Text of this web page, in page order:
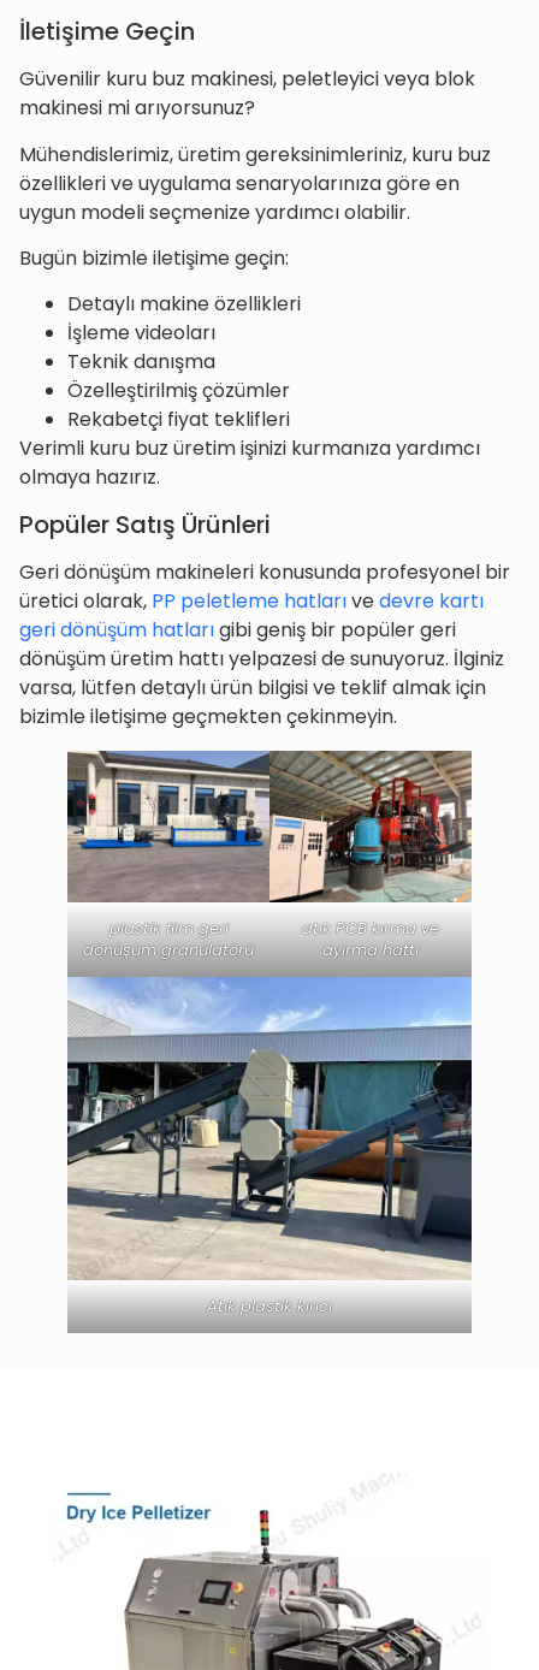
İletişime Geçin
Güvenilir kuru buz makinesi, peletleyici veya blok
makinesi mi arıyorsunuz?
Mühendislerimiz, üretim gereksinimleriniz, kuru buz
özellikleri ve uygulama senaryolarınıza göre en
uygun modeli seçmenize yardımcı olabilir.
Bugün bizimle iletişime geçin:
Detaylı makine özellikleri
İşleme videoları
Teknik danışma
Özelleştirilmiş çözümler
Rekabetçi fiyat teklifleri
Verimli kuru buz üretim işinizi kurmanıza yardımcı
olmaya hazırız.
Popüler Satış Ürünleri
Geri dönüşüm makineleri konusunda profesyonel bir
üretici olarak, PP peletleme hatlarıvedevre kartı
geri dönüşüm hatlarıgibi geniş bir popüler geri
dönüşüm üretim hattı yelpazesi de sunuyoruz. İlginiz
varsa, lütfen detaylı ürün bilgisi ve teklif almak için
bizimle iletişime geçmekten çekinmeyin.
plastik film geri
dönüşüm granülatörü
atık PCB kırma ve
ayırma hattı
Atık plastik kırıcı